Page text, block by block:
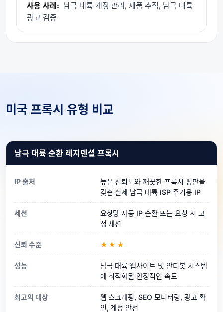
사용 사례: 남극 대륙 계정 관리, 제품 추적, 남극 대륙
광고 검증
미국 프록시 유형 비교
남극 대륙 순환 레지덴셜 프록시
IP 출처
높은 신뢰도와 깨끗한 프록시 평판을
갖춘 실제 남극 대륙 ISP 주거용 IP
세션
요청당 자동 IP 순환 또는 요청 시 고
정 세션
신뢰 수준 ★★★
성능
남극 대륙 웹사이트 및 안티봇 시스템
에 최적화된 안정적인 속도
최고의 대상
웹 스크래핑, SEO 모니터링, 광고 확
인, 계정 안전